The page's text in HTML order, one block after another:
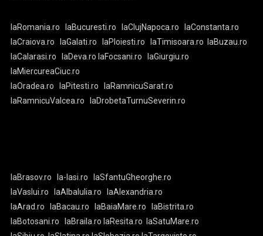
laRomania.ro laBucuresti.ro laClujNapoca.ro
laConstanta.ro
laCraiova.ro
laGalati.ro laPloiesti.ro laTimisoara.ro
laBuzau.ro
laCalarasi.ro
laDeva.ro laFocsani.ro
laGiurgiu.ro
laMiercureaCiuc.ro
laOradea.ro
laPitesti.ro
laRamnicuSarat.ro
laRamnicuValcea.ro
laDrobetaTurnuSeverin.ro
laBrasov.ro la-Iasi.ro
laSfantuGheorghe.ro
laVaslui.ro
laAlbaIulia.ro
laAlexandria.ro
laArad.ro
laBacau.ro laBaiaMare.ro
laBistrita.ro
laBotosani.ro
laBraila.ro laResita.ro
laSatuMare.ro